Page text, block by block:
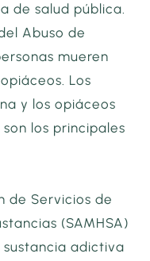
de salud pública.
Abuso de
mueren
Los
y los opiáceos
los principales
de Servicios de
(SAMHSA)
adictiva